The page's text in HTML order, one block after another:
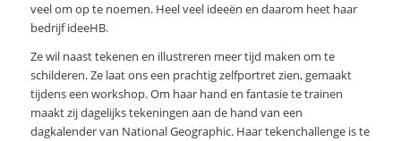
veel om op te noemen. Heel veel ideeën en daarom heet haar
bedrijf ideeHB.
Ze wil naast tekenen en illustreren meer tijd maken om te
schilderen. Ze laat ons een prachtig zelfportret zien, gemaakt
tijdens een workshop. Om haar hand en fantasie te trainen
maakt zij dagelijks tekeningen aan de hand van een
dagkalender van National Geographic. Haar tekenchallenge is te